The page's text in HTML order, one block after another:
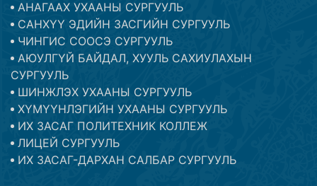
АНАГААХ УХААНЫ СУРГУУЛЬ
САНХҮҮ ЭДИЙН ЗАСГИЙН СУРГУУЛЬ
ЧИНГИС СООСЭ СУРГУУЛЬ
АЮУЛГҮЙ БАЙДАЛ, ХУУЛЬ САХИУЛАХЫН
СУРГУУЛЬ
ШИНЖЛЭХ УХААНЫ СУРГУУЛЬ
ХҮМҮҮНЛЭГИЙН УХААНЫ СУРГУУЛЬ
ИХ ЗАСАГ ПОЛИТЕХНИК КОЛЛЕЖ
ЛИЦЕЙ СУРГУУЛЬ
ИХ ЗАСАГ-ДАРХАН САЛБАР СУРГУУЛЬ